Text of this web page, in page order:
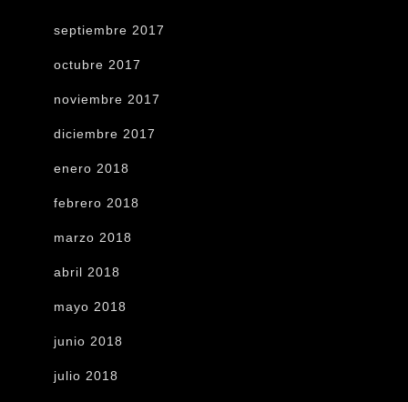
septiembre 2017
octubre 2017
noviembre 2017
diciembre 2017
enero 2018
febrero 2018
marzo 2018
abril 2018
mayo 2018
junio 2018
julio 2018